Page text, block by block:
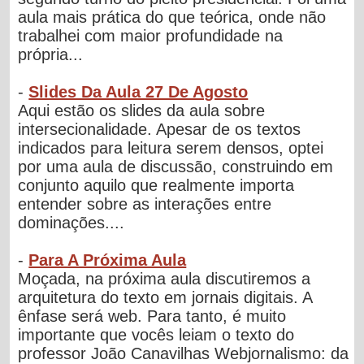
aula mais prática do que teórica, onde não
trabalhei com maior profundidade na
própria...
-Slides Da Aula 27 De Agosto
Aqui estão os slides da aula sobre
intersecionalidade. Apesar de os textos
indicados para leitura serem densos, optei
por uma aula de discussão, construindo em
conjunto aquilo que realmente importa
entender sobre as interações entre
dominações....
- Para A Próxima Aula
Moçada, na próxima aula discutiremos a
arquitetura do texto em jornais digitais. A
ênfase será web. Para tanto, é muito
importante que vocês leiam o texto do
professor João Canavilhas Webjornalismo: da